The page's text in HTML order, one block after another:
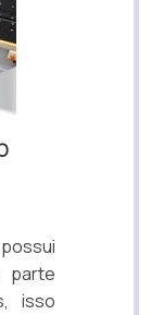
parte
isso